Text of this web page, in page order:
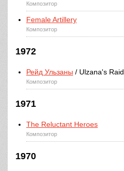
Композитор
Female Artillery
Композитор
1972
Рейд Ульзаны / Ulzana's Raid
Композитор
1971
The Reluctant Heroes
Композитор
1970